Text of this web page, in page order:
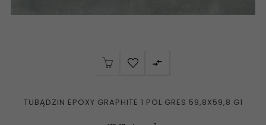

TUBĄDZIN EPOXY GRAPHITE 1 POL GRES 59,8X59,8 G1